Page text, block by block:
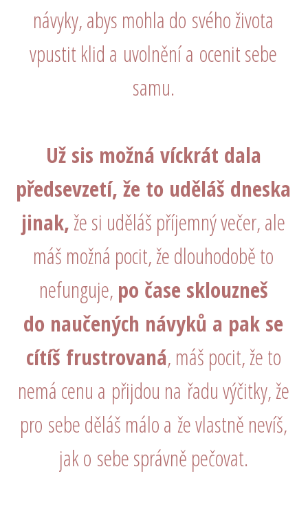
návyky, abys mohla do svého života
vpustit klid a uvolnění a ocenit sebe
samu.
Už sis možná víckrát dala
předsevzetí, že to uděláš dneska
jinak,že si uděláš příjemný večer, ale
máš možná pocit, že dlouhodobě to
nefunguje, po čase sklouzneš
do naučených návyků a pak se
cítíš frustrovaná, máš pocit, že to
nemá cenu a přijdou na řadu výčitky, že
pro sebe děláš málo a že vlastně nevíš,
jak o sebe správně pečovat.